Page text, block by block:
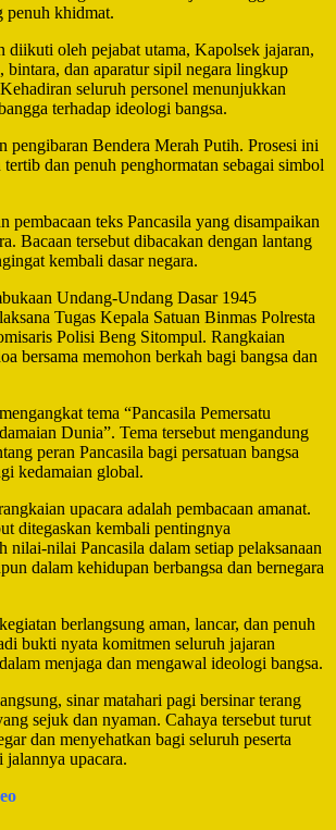
penuh khidmat.
diikuti oleh pejabat utama, Kapolsek jajaran,
bintara, dan aparatur sipil negara lingkup
seluruh personel menunjukkan
terhadap ideologi bangsa.
pengibaran Bendera Merah Putih. Prosesi ini
dan penuh penghormatan sebagai simbol
pembacaan teks Pancasila yang disampaikan
Bacaan tersebut dibacakan dengan lantang
kembali dasar negara.
Undang-Undang Dasar 1945
Tugas Kepala Satuan Binmas Polresta
Polisi Beng Sitompul. Rangkaian
bersama memohon berkah bagi bangsa dan
tema “Pancasila Pemersatu
Dunia”. Tema tersebut mengandung
peran Pancasila bagi persatuan bangsa
kedamaian global.
upacara adalah pembacaan amanat.
ditegaskan kembali pentingnya
nilai-nilai Pancasila dalam setiap pelaksanaan
dalam kehidupan berbangsa dan bernegara
berlangsung aman, lancar, dan penuh
bukti nyata komitmen seluruh jajaran
menjaga dan mengawal ideologi bangsa.
sinar matahari pagi bersinar terang
sejuk dan nyaman. Cahaya tersebut turut
dan menyehatkan bagi seluruh peserta
upacara.